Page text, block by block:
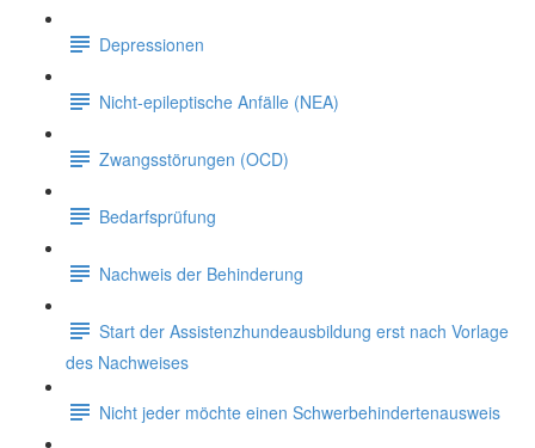
Depressionen
Nicht-epileptische Anfälle (NEA)
Zwangsstörungen (OCD)
Bedarfsprüfung
Nachweis der Behinderung
Start der Assistenzhundeausbildung erst nach Vorlage
des Nachweises
Nicht jeder möchte einen Schwerbehindertenausweis